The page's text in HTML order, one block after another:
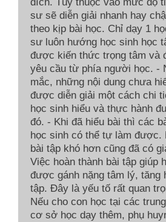
sư sẽ diễn giải nhanh hay
theo kịp bài học. Chỉ dạy 1
sư luôn hướng học sinh học
được kiến thức trọng tâm và
yêu cầu từ phía người học. -
mắc, những nội dung chưa
được diễn giải một cách chi
học sinh hiểu và thực hành
đó. - Khi đã hiểu bài thì các
học sinh có thể tự làm được.
bài tập khó hơn cũng đã có
Việc hoàn thành bài tập giúp
được gánh nặng tâm lý, tăng
tập. Đây là yếu tố rất quan
Nếu cho con học tại các
cơ sở học dạy thêm, phụ